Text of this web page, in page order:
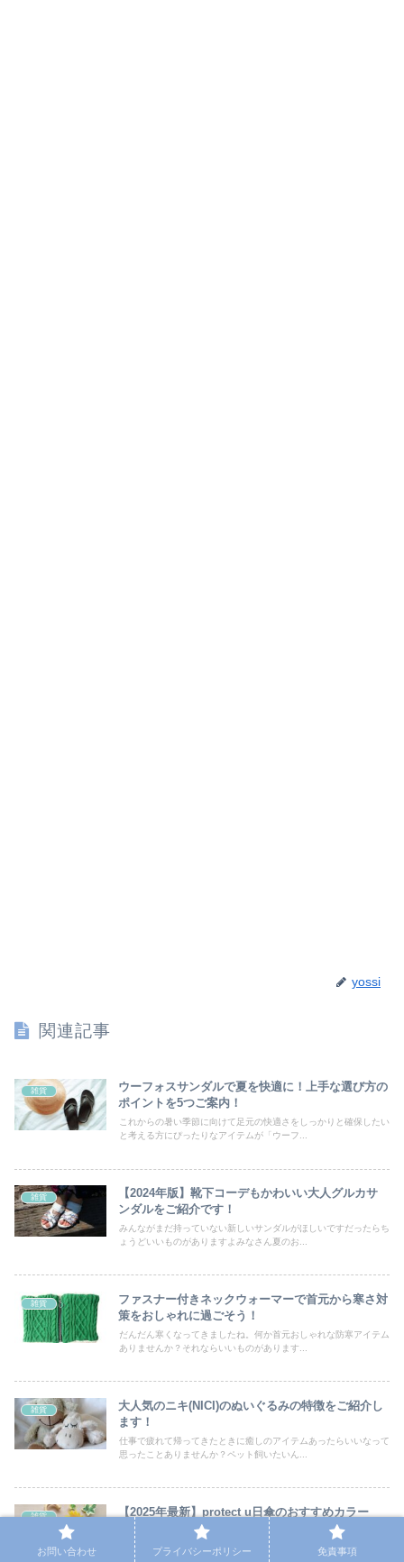
yossi
関連記事
雑貨
ウーフォスサンダルで夏を快適に！上手な選び方の
ポイントを5つご案内！
これからの暑い季節に向けて足元の快適さをしっかりと確保したい
と考える方にぴったりなアイテムが「ウーフ...
雑貨
【2024年版】靴下コーデもかわいい大人グルカサ
ンダルをご紹介です！
みんながまだ持っていない新しいサンダルがほしいですだったらち
ょうどいいものがありますよみなさん夏のお...
雑貨
ファスナー付きネックウォーマーで首元から寒さ対
策をおしゃれに過ごそう！
だんだん寒くなってきましたね。何か首元おしゃれな防寒アイテム
ありませんか？それならいいものがあります...
雑貨
大人気のニキ(NICI)のぬいぐるみの特徴をご紹介し
ます！
仕事で疲れて帰ってきたときに癒しのアイテムあったらいいなって
思ったことありませんか？ペット飼いたいん...
雑貨
【2025年最新】protect u日傘のおすすめカラー
TOP3とは？
「日傘を買いたいけど、何色にしようか悩んでなかなか決められな
お問い合わせ プライバシーポリシー 免責事項